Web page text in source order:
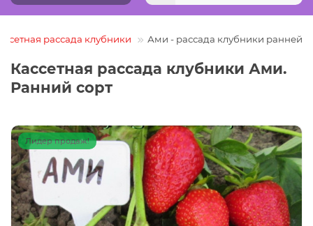
рассада клубники Ами - рассада клубники ранней
Кассетная рассада клубники Ами.
Ранний сорт
Лидер продаж!